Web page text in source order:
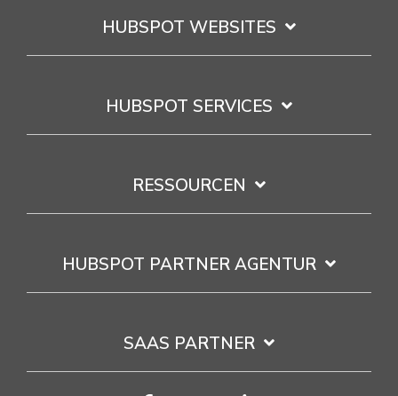
HUBSPOT WEBSITES
HUBSPOT SERVICES
RESSOURCEN
HUBSPOT PARTNER AGENTUR
SAAS PARTNER